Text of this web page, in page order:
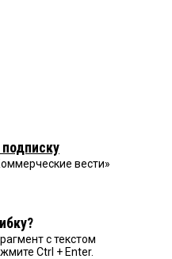
вести»
с текстом
Ctrl + Enter.